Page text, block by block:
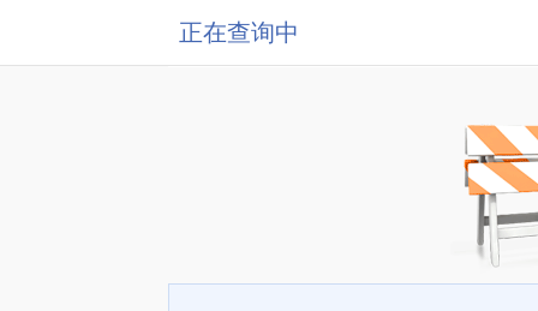
正在查询中